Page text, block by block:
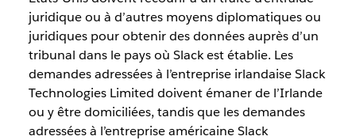
juridique ou à d’autres moyens diplomatiques ou
juridiques pour obtenir des données auprès d’un
tribunal dans le pays où Slack est établie. Les
demandes adressées à l’entreprise irlandaise Slack
Technologies Limited doivent émaner de l’Irlande
ou y être domiciliées, tandis que les demandes
adressées à l’entreprise américaine Slack